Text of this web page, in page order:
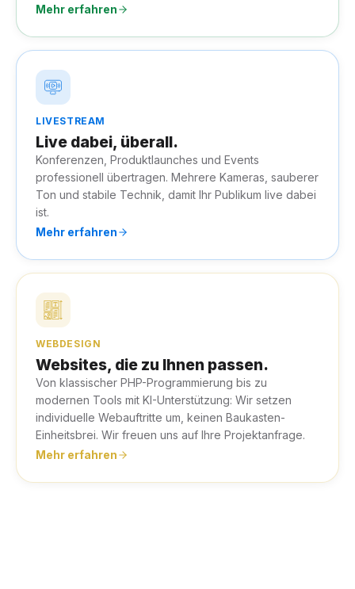
Mehr erfahren
LIVESTREAM
Live dabei, überall.
Konferenzen, Produktlaunches und Events
professionell übertragen. Mehrere Kameras, sauberer
Ton und stabile Technik, damit Ihr Publikum live dabei
ist.
Mehr erfahren
WEBDESIGN
Websites, die zu Ihnen passen.
Von klassischer PHP-Programmierung bis zu
modernen Tools mit KI-Unterstützung: Wir setzen
individuelle Webauftritte um, keinen Baukasten-
Einheitsbrei. Wir freuen uns auf Ihre Projektanfrage.
Mehr erfahren